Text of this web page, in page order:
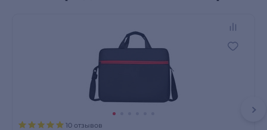
10 отзывов